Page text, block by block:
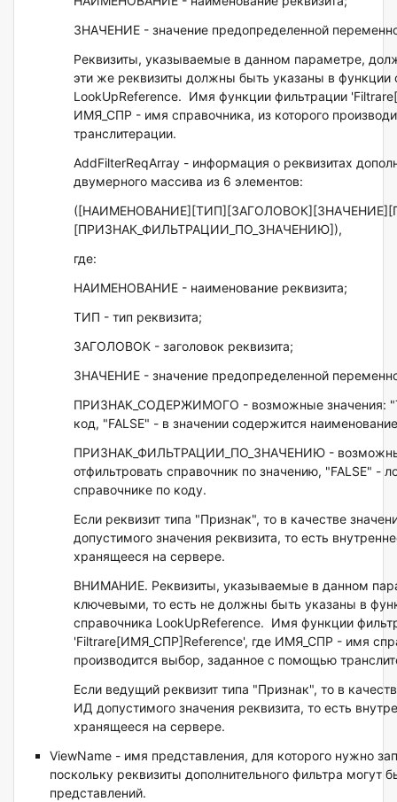
ЗНАЧЕНИЕ - значение предопределенной
Реквизиты, указываемые в данном параметре,
эти же реквизиты должны быть указаны в функции
LookUpReference. Имя функции фильтрации
ИМЯ_СПР - имя справочника, из которого
транслитерации.
AddFilterReqArray - информация о реквизитах
двумерного массива из 6 элементов:
[ПРИЗНАК_ФИЛЬТРАЦИИ_ПО_ЗНАЧЕНИЮ]),
где:
НАИМЕНОВАНИЕ - наименование реквизита;
ТИП - тип реквизита;
ЗАГОЛОВОК - заголовок реквизита;
ЗНАЧЕНИЕ - значение предопределенной
ПРИЗНАК_СОДЕРЖИМОГО - возможные значения:
код, "FALSE" - в значении содержится
ПРИЗНАК_ФИЛЬТРАЦИИ_ПО_ЗНАЧЕНИЮ -
отфильтровать справочник по значению, "FALSE" -
справочнике по коду.
Если реквизит типа "Признак", то в качестве
допустимого значения реквизита, то есть
хранящееся на сервере.
ВНИМАНИЕ. Реквизиты, указываемые в данном
ключевыми, то есть не должны быть указаны в
справочника LookUpReference. Имя функции
'Filtrare[ИМЯ_СПР]Reference', где ИМЯ_СПР - имя
производится выбор, заданное с помощью
Если ведущий реквизит типа "Признак", то в
ИД допустимого значения реквизита, то есть
хранящееся на сервере.
ViewName - имя представления, для которого нужно
поскольку реквизиты дополнительного фильтра могут
представлений.